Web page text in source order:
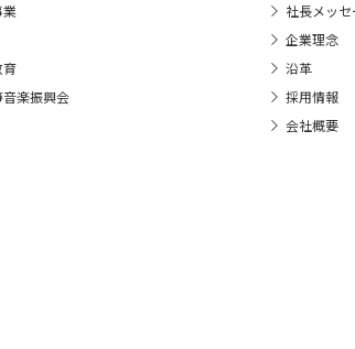
業
育
楽振興会
社長メッセ
企業理念
沿革
採用情報
会社概要